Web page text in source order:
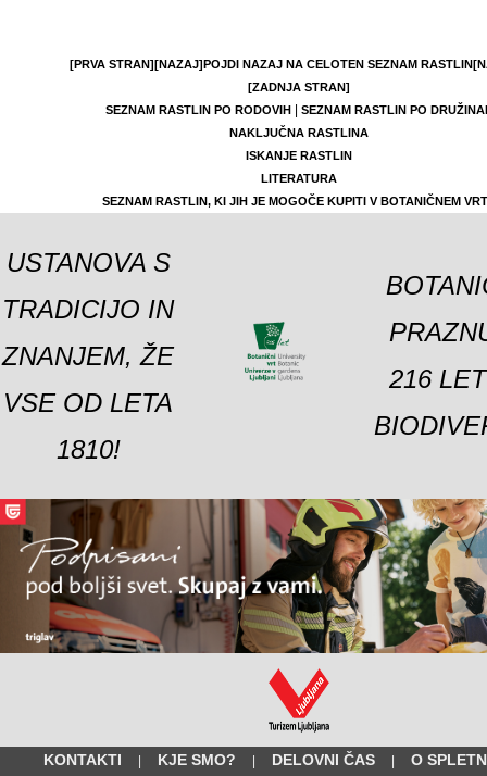
[PRVA STRAN][NAZAJ]POJDI NAZAJ NA CELOTEN SEZNAM RASTLIN
[ZADNJA STRAN]
SEZNAM RASTLIN PO RODOVIH|
SEZNAM RASTLIN PO
NAKLJUČNA RASTLINA
ISKANJE RASTLIN
LITERATURA
SEZNAM RASTLIN, KI JIH JE MOGOČE KUPITI V BOTANIČNEM
USTANOVA S
TRADICIJO IN
ZNANJEM, ŽE
VSE OD LETA
1810!
216
KONTAKTI | KJE SMO? | DELOVNI ČAS |
O